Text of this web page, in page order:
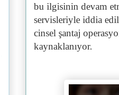
bu ilgisinin devam
servisleriyle iddia
cinsel şantaj
kaynaklanıyor.